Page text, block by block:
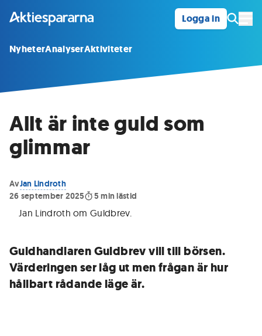
Logga in
NyheterAnalyserAktiviteter
Allt är inte guld som
glimmar
AvJan Lindroth
26 september 2025
5 min lästid
Jan Lindroth om Guldbrev.
Guldhandlaren Guldbrev vill till börsen.
Värderingen ser låg ut men frågan är hur
hållbart rådande läge är.